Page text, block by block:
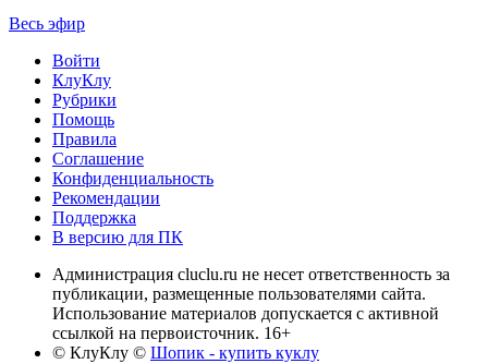
Весь эфир
Войти
КлуКлу
Рубрики
Помощь
Правила
Соглашение
Конфиденциальность
Рекомендации
Поддержка
В версию для ПК
Администрация cluclu.ru не несет ответственность за
публикации, размещенные пользователями сайта.
Использование материалов допускается с активной
ссылкой на первоисточник. 16+
© КлуКлу © Шопик - купить куклу